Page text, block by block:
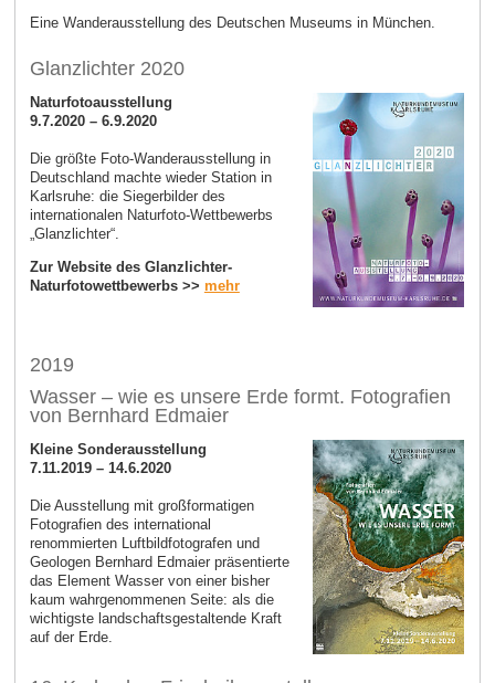
Eine Wanderausstellung des Deutschen Museums in München.
Glanzlichter 2020
Naturfotoausstellung
9.7.2020 – 6.9.2020
Die größte Foto-Wanderausstellung in
Deutschland machte wieder Station in
Karlsruhe: die Siegerbilder des
internationalen Naturfoto-Wettbewerbs
„Glanzlichter“.
Zur Website des Glanzlichter-
Naturfotowettbewerbs >> mehr
2019
Wasser – wie es unsere Erde formt. Fotografien
von Bernhard Edmaier
Kleine Sonderausstellung
7.11.2019 – 14.6.2020
Die Ausstellung mit großformatigen
Fotografien des international
renommierten Luftbildfotografen und
Geologen Bernhard Edmaier präsentierte
das Element Wasser von einer bisher
kaum wahrgenommenen Seite: als die
wichtigste landschaftsgestaltende Kraft
auf der Erde.